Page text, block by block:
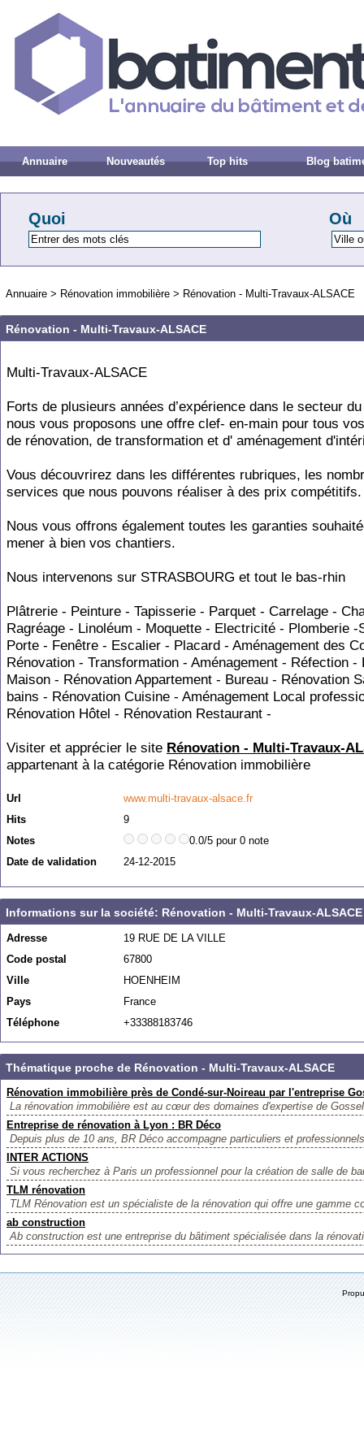
Annuaire Nouveautés Top hits Blog
Quoi Où
Annuaire > Rénovation immobilière > Rénovation - Multi-Travaux-ALSACE
Rénovation - Multi-Travaux-ALSACE
Multi-Travaux-ALSACE
Forts de plusieurs années d’expérience dans le secteur
nous vous proposons une offre clef- en-main pour tous
de rénovation, de transformation et d' aménagement
Vous découvrirez dans les différentes rubriques, les
services que nous pouvons réaliser à des prix compétitifs.
Nous vous offrons également toutes les garanties
mener à bien vos chantiers.
Nous intervenons sur STRASBOURG et tout le bas-rhin
Plâtrerie - Peinture - Tapisserie - Parquet - Carrelage -
Ragréage - Linoléum - Moquette - Electricité - Plomberie -
Porte - Fenêtre - Escalier - Placard - Aménagement des
Rénovation - Transformation - Aménagement - Réfection -
Maison - Rénovation Appartement - Bureau - Rénovation
bains - Rénovation Cuisine - Aménagement Local
Rénovation Hôtel - Rénovation Restaurant -
Visiter et apprécier le site Rénovation - Multi-Travaux-
appartenant à la catégorie Rénovation immobilière
Url
www.multi-travaux-alsace.fr
Hits
9
Notes
0.0/5 pour 0 note
Date de validation
24-12-2015
Informations sur la société: Rénovation - Multi-Travaux-ALSACE
Adresse
19 RUE DE LA VILLE
Code postal
67800
Ville
HOENHEIM
Pays
France
Téléphone
+33388183746
Thématique proche de Rénovation - Multi-Travaux-ALSACE
Rénovation immobilière près de Condé-sur-Noireau par l'entreprise
La rénovation immobilière est au cœur des domaines d'expertise de
Entreprise de rénovation à Lyon : BR Déco
Depuis plus de 10 ans, BR Déco accompagne particuliers et
INTER ACTIONS
Si vous recherchez à Paris un professionnel pour la création de salle de
TLM rénovation
TLM Rénovation est un spécialiste de la rénovation qui offre une gamme
ab construction
Ab construction est une entreprise du bâtiment spécialisée dans la